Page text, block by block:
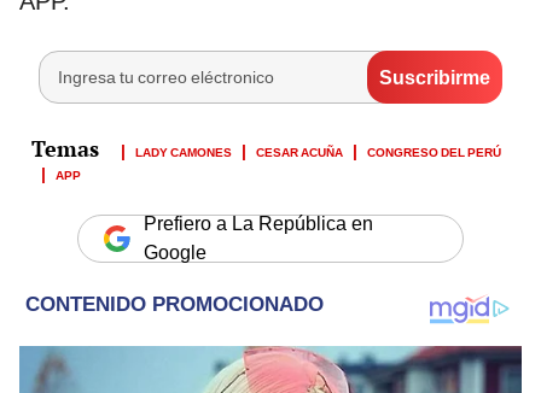
LADY CAMONES CESAR ACUÑA
CONGRESO DEL PERÚ
APP
Prefiero a La República en
Google